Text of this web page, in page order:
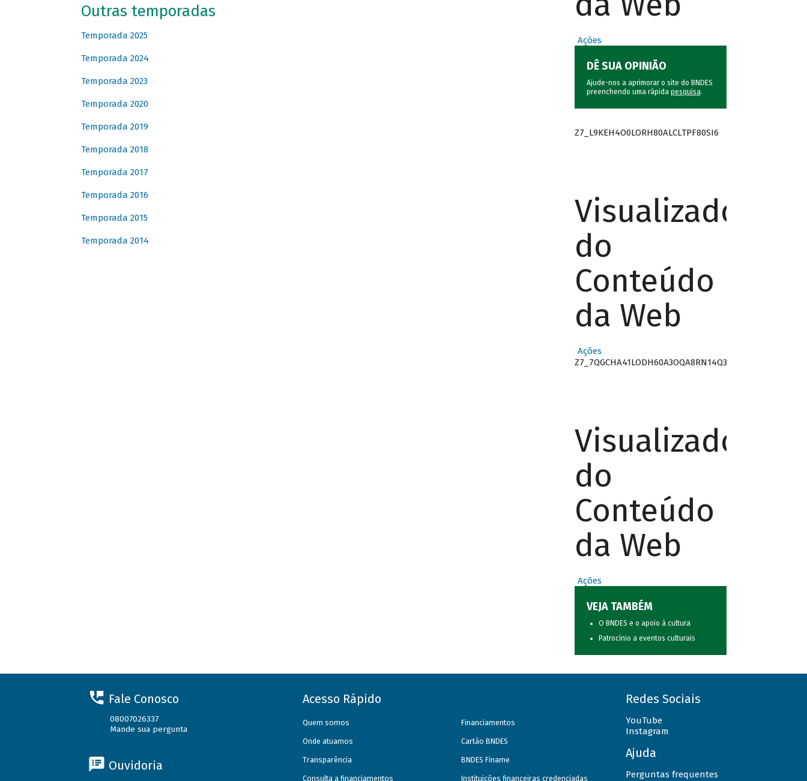
Outras temporadas
Temporada 2025
Temporada 2024
Temporada 2023
Temporada 2020
Temporada 2019
Temporada 2018
Temporada 2017
Temporada 2016
Temporada 2015
Temporada 2014
Ações
DÊ SUA OPINIÃO
Ajude-nos a aprimorar o site do BNDES
preenchendo uma rápida pesquisa.
Z7_L9KEH4O0LORH80ALCLTPF80SI6
Visualizador
do
Conteúdo
da Web
Ações
Z7_7QGCHA41LODH60A3OQA8RN14Q3
Visualizador
do
Conteúdo
da Web
Ações
VEJA TAMBÉM
O BNDES e o apoio à cultura
Patrocínio a eventos culturais
Fale Conosco
08007026337
Mande sua pergunta
Ouvidoria
Acesso Rápido
Quem somos
Onde atuamos
Transparência
Consulta a financiamentos
Financiamentos
Cartão BNDES
BNDES Finame
Instituições financeiras credenciadas
Redes Sociais
YouTube
Instagram
Ajuda
Perguntas frequentes